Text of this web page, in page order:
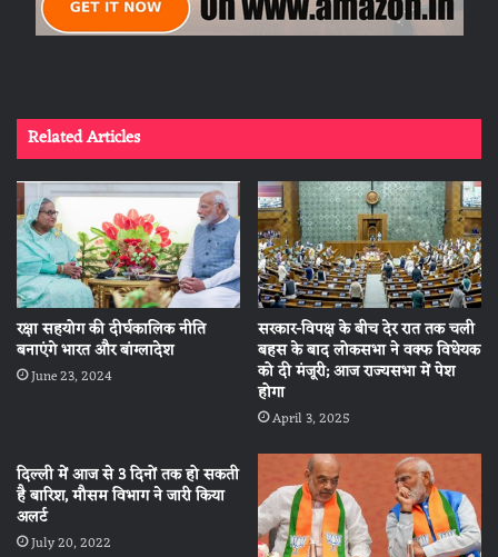
Related Articles
रक्षा सहयोग की दीर्घकालिक नीति
बनाएंगे भारत और बांग्लादेश
June 23, 2024
सरकार-विपक्ष के बीच देर रात तक चली
बहस के बाद लोकसभा ने वक्फ विधेयक
को दी मंजूरी; आज राज्यसभा में पेश
होगा
April 3, 2025
दिल्ली में आज से 3 दिनों तक हो सकती
है बारिश, मौसम विभाग ने जारी किया
अलर्ट
July 20, 2022